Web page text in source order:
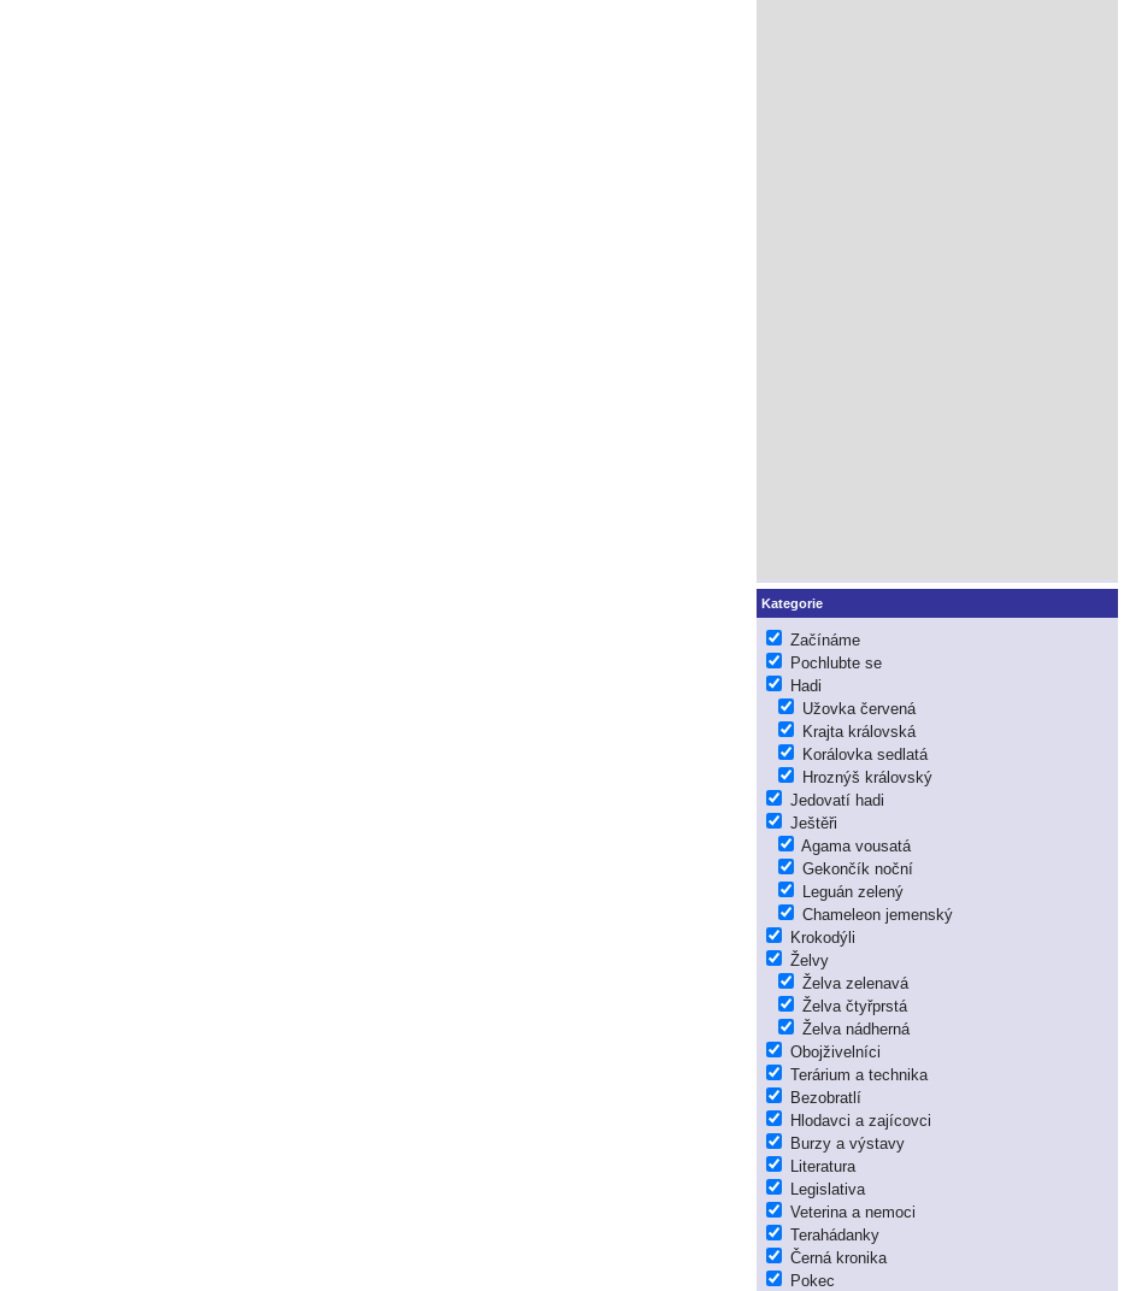
Kategorie
Začínáme
Pochlubte se
Hadi
Užovka červená
Krajta královská
Korálovka sedlatá
Hroznýš královský
Jedovatí hadi
Ještěři
Agama vousatá
Gekončík noční
Leguán zelený
Chameleon jemenský
Krokodýli
Želvy
Želva zelenavá
Želva čtyřprstá
Želva nádherná
Obojživelníci
Terárium a technika
Bezobratlí
Hlodavci a zajícovci
Burzy a výstavy
Literatura
Legislativa
Veterina a nemoci
Terahádanky
Černá kronika
Pokec